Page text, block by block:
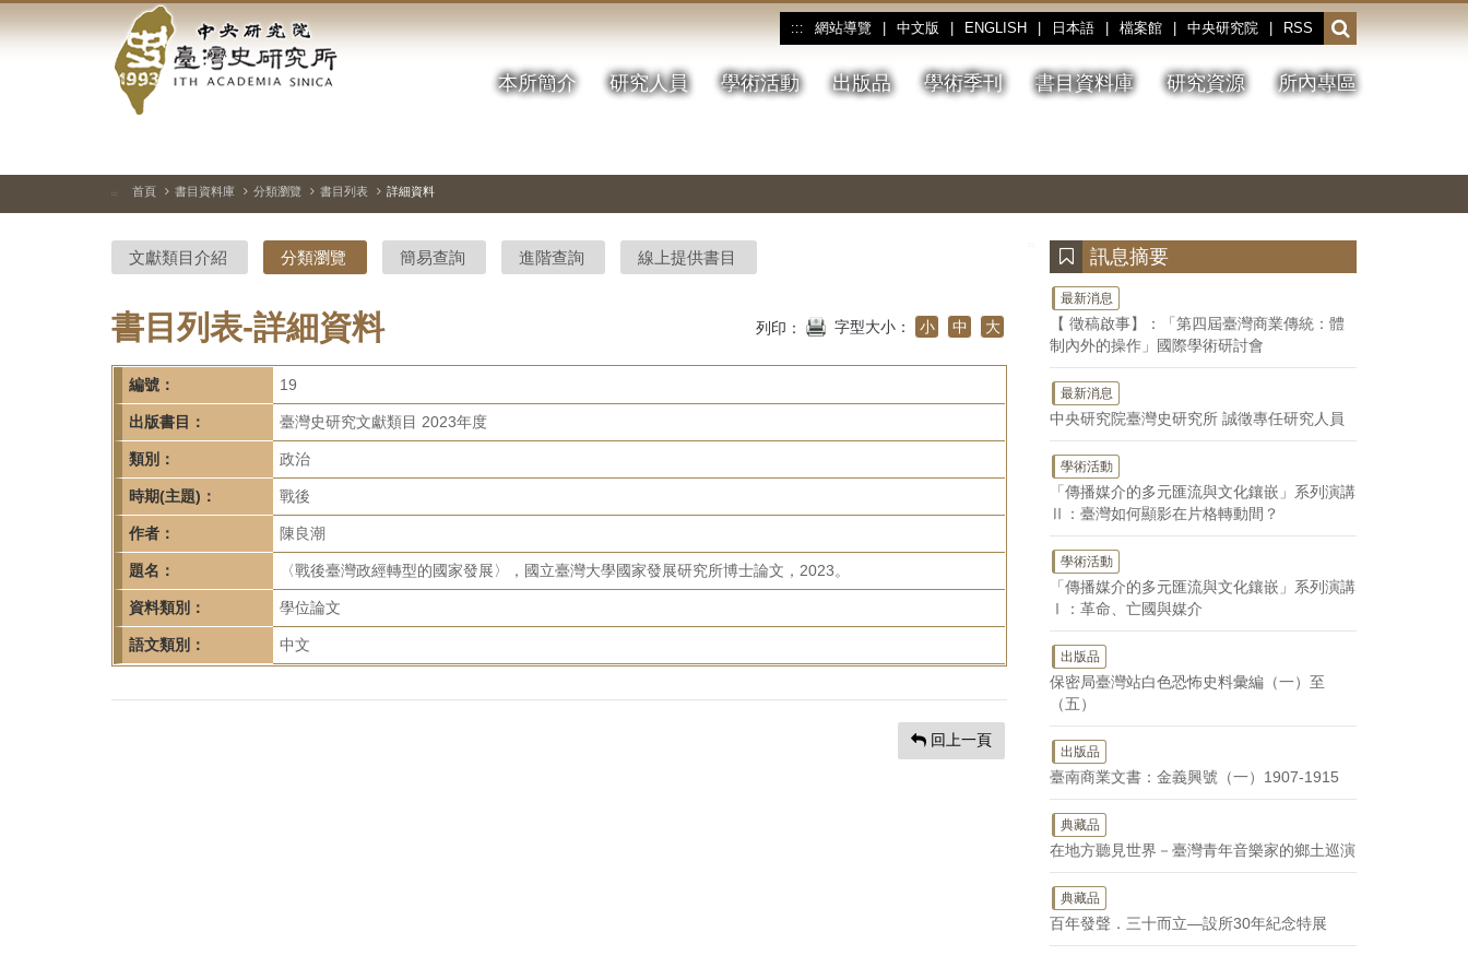
到
中
央
研
院-
臺
灣
史
研
究
所-
首
頁
::: 網站導覽 中文版 ENGLISH 日本語 檔案館 中央研究院 RSS
開
啟
或
收
本所簡介 研究人員 學術活動 出版品 學術季刊 書目資料庫 研究資源 所內專區
停、
圖
圖
結
::: 首頁 書目資料庫 分類瀏覽 書目列表 詳細資料
文獻類目介紹 分類瀏覽 簡易查詢 進階查詢 線上提供書目
書目列表-詳細資料 列印： 字型大小： 小 中 大
編號： 19
出版書目： 臺灣史研究文獻類目 2023年度
類別： 政治
時期(主題)： 戰後
作者： 陳良潮
題名： 〈戰後臺灣政經轉型的國家發展〉，國立臺灣大學國家發展研究所博士論文，2023。
資料類別： 學位論文
語文類別： 中文
回上一頁
訊息摘要
最新消息
【 徵稿啟事】：「第四屆臺灣商業傳統：體
制內外的操作」國際學術研討會
最新消息
中央研究院臺灣史研究所 誠徵專任研究人員
學術活動
「傳播媒介的多元匯流與文化鑲嵌」系列演講
Ⅱ：臺灣如何顯影在片格轉動間？
學術活動
「傳播媒介的多元匯流與文化鑲嵌」系列演講
Ⅰ：革命、亡國與媒介
出版品
保密局臺灣站白色恐怖史料彙編（一）至
（五）
出版品
臺南商業文書：金義興號（一）1907-1915
典藏品
在地方聽見世界－臺灣青年音樂家的鄉土巡演
典藏品
百年發聲．三十而立—設所30年紀念特展